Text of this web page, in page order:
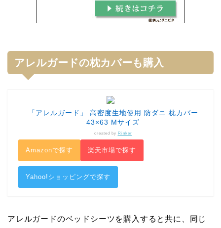
アレルガードの枕カバーも購入
「アレルガード」 高密度生地使用 防ダニ 枕カバー
43×63 Mサイズ
created by Rinker
Amazonで探す 楽天市場で探す
Yahoo!ショッピングで探す
アレルガードのベッドシーツを購入すると共に、同じ